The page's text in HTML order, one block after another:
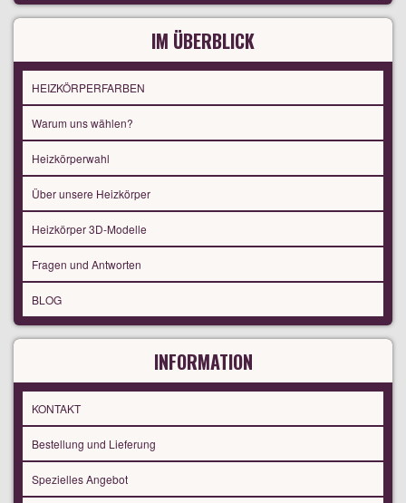
IM ÜBERBLICK
HEIZKÖRPERFARBEN
Warum uns wählen?
Heizkörperwahl
Über unsere Heizkörper
Heizkörper 3D-Modelle
Fragen und Antworten
BLOG
INFORMATION
KONTAKT
Bestellung und Lieferung
Spezielles Angebot